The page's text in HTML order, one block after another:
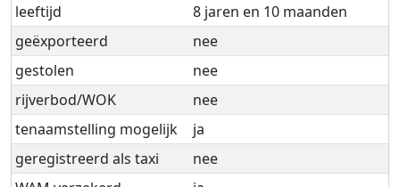
leeftijd
8 jaren en 10 maanden
geëxporteerd
nee
gestolen
nee
rijverbod/WOK
nee
tenaamstelling mogelijk
ja
geregistreerd als taxi
nee